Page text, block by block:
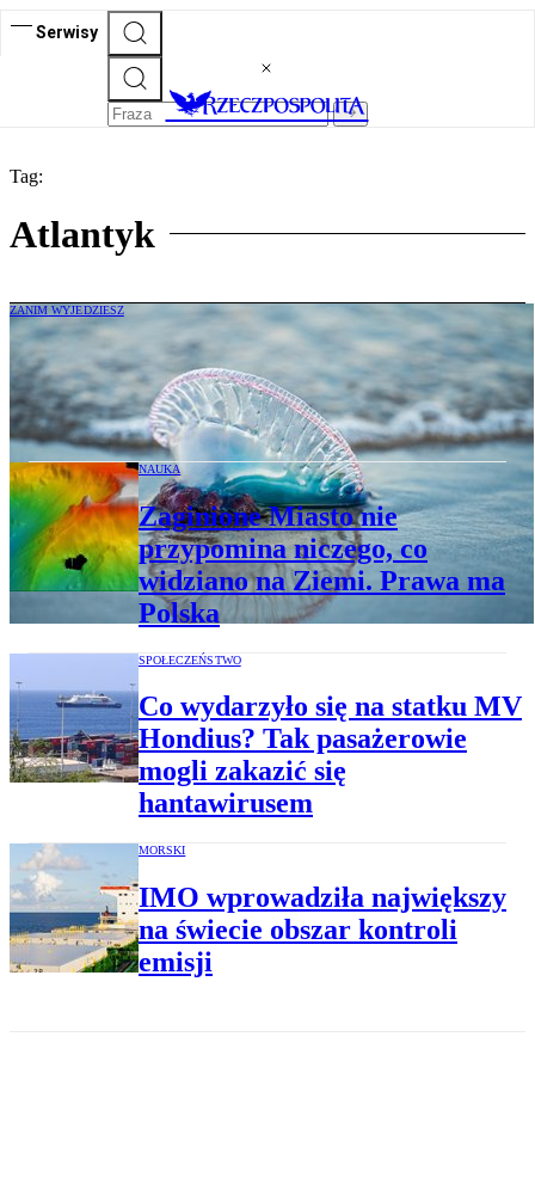
Serwisy
Tag:
Atlantyk
ZANIM WYJEDZIESZ
Żeglarze portugalskie zagrażają turystom
w Europie. Czerwone flagi na sławnych
plażach
NAUKA
Zaginione Miasto nie
przypomina niczego, co
widziano na Ziemi. Prawa ma
Polska
SPOŁECZEŃSTWO
Co wydarzyło się na statku MV
Hondius? Tak pasażerowie
mogli zakazić się
hantawirusem
MORSKI
IMO wprowadziła największy
na świecie obszar kontroli
emisji